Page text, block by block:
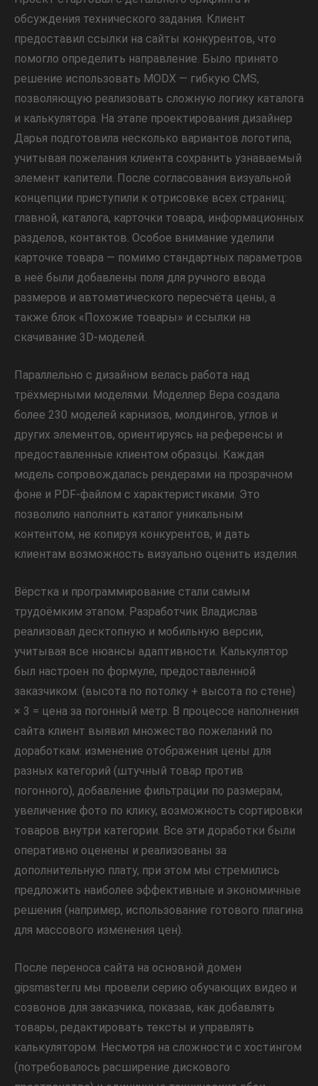
обсуждения технического задания. Клиент
предоставил ссылки на сайты конкурентов, что
помогло определить направление. Было принято
решение использовать MODX — гибкую CMS,
позволяющую реализовать сложную логику каталога
и калькулятора. На этапе проектирования дизайнер
Дарья подготовила несколько вариантов логотипа,
учитывая пожелания клиента сохранить узнаваемый
элемент капители. После согласования визуальной
концепции приступили к отрисовке всех страниц:
главной, каталога, карточки товара, информационных
разделов, контактов. Особое внимание уделили
карточке товара — помимо стандартных параметров
в неё были добавлены поля для ручного ввода
размеров и автоматического пересчёта цены, а
также блок «Похожие товары» и ссылки на
скачивание 3D-моделей.
Параллельно с дизайном велась работа над
трёхмерными моделями. Моделлер Вера создала
более 230 моделей карнизов, молдингов, углов и
других элементов, ориентируясь на референсы и
предоставленные клиентом образцы. Каждая
модель сопровождалась рендерами на прозрачном
фоне и PDF-файлом с характеристиками. Это
позволило наполнить каталог уникальным
контентом, не копируя конкурентов, и дать
клиентам возможность визуально оценить изделия.
Вёрстка и программирование стали самым
трудоёмким этапом. Разработчик Владислав
реализовал десктопную и мобильную версии,
учитывая все нюансы адаптивности. Калькулятор
был настроен по формуле, предоставленной
заказчиком: (высота по потолку + высота по стене)
× 3 = цена за погонный метр. В процессе наполнения
сайта клиент выявил множество пожеланий по
доработкам: изменение отображения цены для
разных категорий (штучный товар против
погонного), добавление фильтрации по размерам,
увеличение фото по клику, возможность сортировки
товаров внутри категории. Все эти доработки были
оперативно оценены и реализованы за
дополнительную плату, при этом мы стремились
предложить наиболее эффективные и экономичные
решения (например, использование готового плагина
для массового изменения цен).
После переноса сайта на основной домен
gipsmaster.ru мы провели серию обучающих видео и
созвонов для заказчика, показав, как добавлять
товары, редактировать тексты и управлять
калькулятором. Несмотря на сложности с хостингом
(потребовалось расширение дискового